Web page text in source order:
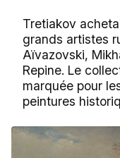
Tretiakov
grands artistes
Aïvazovski,
Repine. Le
marquée pour
peintures